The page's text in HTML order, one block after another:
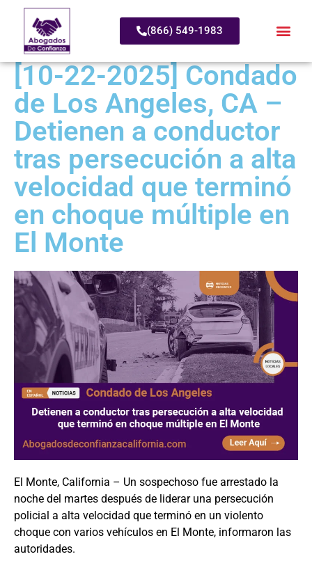
(866) 549-1983
[10-22-2025] Condado
de Los Angeles, CA –
Detienen a conductor
tras persecución a alta
velocidad que terminó
en choque múltiple en
El Monte
El Monte, California – Un sospechoso fue arrestado la
noche del martes después de liderar una persecución
policial a alta velocidad que terminó en un violento
choque con varios vehículos en El Monte, informaron las
autoridades.